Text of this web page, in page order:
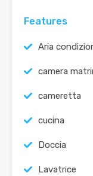
Features
Aria
camera
cameretta
cucina
Doccia
Lavatrice